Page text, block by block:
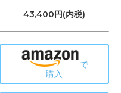
43,400円(内税)
で
購入